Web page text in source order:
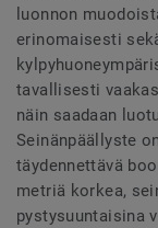
luonnon
erinomaisesti
tavallisesti
näin saadaan
Seinänpäällyste
täydennettävä
metriä korkea,
pystysuuntaisina